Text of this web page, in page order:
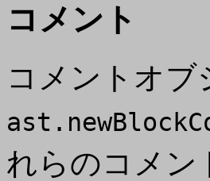
コメント
コメントオブ
れらのコメン